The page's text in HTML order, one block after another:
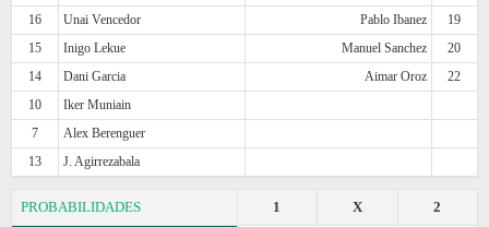
16
Unai Vencedor Pablo Ibanez
19
15
Inigo Lekue Manuel Sanchez
20
14
Dani Garcia Aimar Oroz
22
10
Iker Muniain
7
Alex Berenguer
13
J. Agirrezabala
PROBABILIDADES 2
X
1